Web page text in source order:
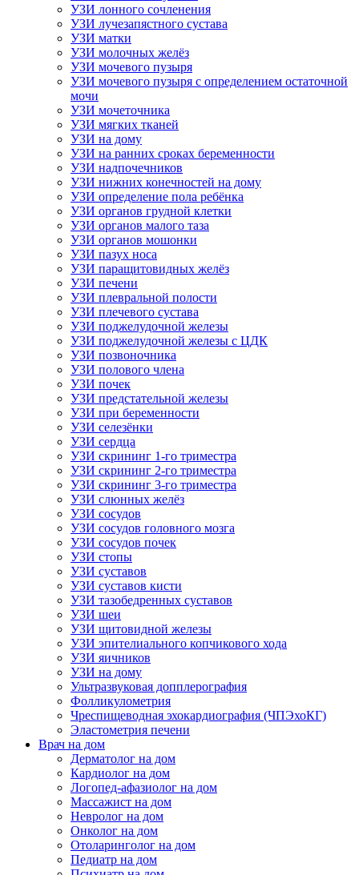
УЗИ лонного сочленения
УЗИ лучезапястного сустава
УЗИ матки
УЗИ молочных желёз
УЗИ мочевого пузыря
УЗИ мочевого пузыря с определением остаточной
мочи
УЗИ мочеточника
УЗИ мягких тканей
УЗИ на дому
УЗИ на ранних сроках беременности
УЗИ надпочечников
УЗИ нижних конечностей на дому
УЗИ определение пола ребёнка
УЗИ органов грудной клетки
УЗИ органов малого таза
УЗИ органов мошонки
УЗИ пазух носа
УЗИ паращитовидных желёз
УЗИ печени
УЗИ плевральной полости
УЗИ плечевого сустава
УЗИ поджелудочной железы
УЗИ поджелудочной железы с ЦДК
УЗИ позвоночника
УЗИ полового члена
УЗИ почек
УЗИ предстательной железы
УЗИ при беременности
УЗИ селезёнки
УЗИ сердца
УЗИ скрининг 1-го триместра
УЗИ скрининг 2-го триместра
УЗИ скрининг 3-го триместра
УЗИ слюнных желёз
УЗИ сосудов
УЗИ сосудов головного мозга
УЗИ сосудов почек
УЗИ стопы
УЗИ суставов
УЗИ суставов кисти
УЗИ тазобедренных суставов
УЗИ шеи
УЗИ щитовидной железы
УЗИ эпителиального копчикового хода
УЗИ яичников
УЗИ на дому
Ультразвуковая допплерография
Фолликулометрия
Чреспищеводная эхокардиография (ЧПЭхоКГ)
Эластометрия печени
Врач на дом
Дерматолог на дом
Кардиолог на дом
Логопед-афазиолог на дом
Массажист на дом
Невролог на дом
Онколог на дом
Отоларинголог на дом
Педиатр на дом